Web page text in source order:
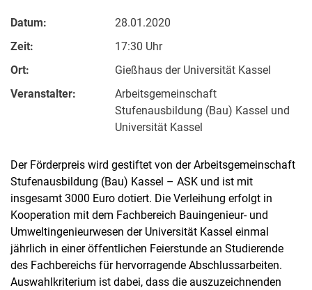
Datum:
28.01.2020
Zeit:
17:30 Uhr
Ort:
Gießhaus der Universität Kassel
Veranstalter:
Arbeitsgemeinschaft
Stufenausbildung (Bau) Kassel und
Universität Kassel
Der Förderpreis wird gestiftet von der Arbeitsgemeinschaft
Stufenausbildung (Bau) Kassel – ASK und ist mit
insgesamt 3000 Euro dotiert. Die Verleihung erfolgt in
Kooperation mit dem Fachbereich Bauingenieur- und
Umweltingenieurwesen der Universität Kassel einmal
jährlich in einer öffentlichen Feierstunde an Studierende
des Fachbereichs für hervorragende Abschlussarbeiten.
Auswahlkriterium ist dabei, dass die auszuzeichnenden